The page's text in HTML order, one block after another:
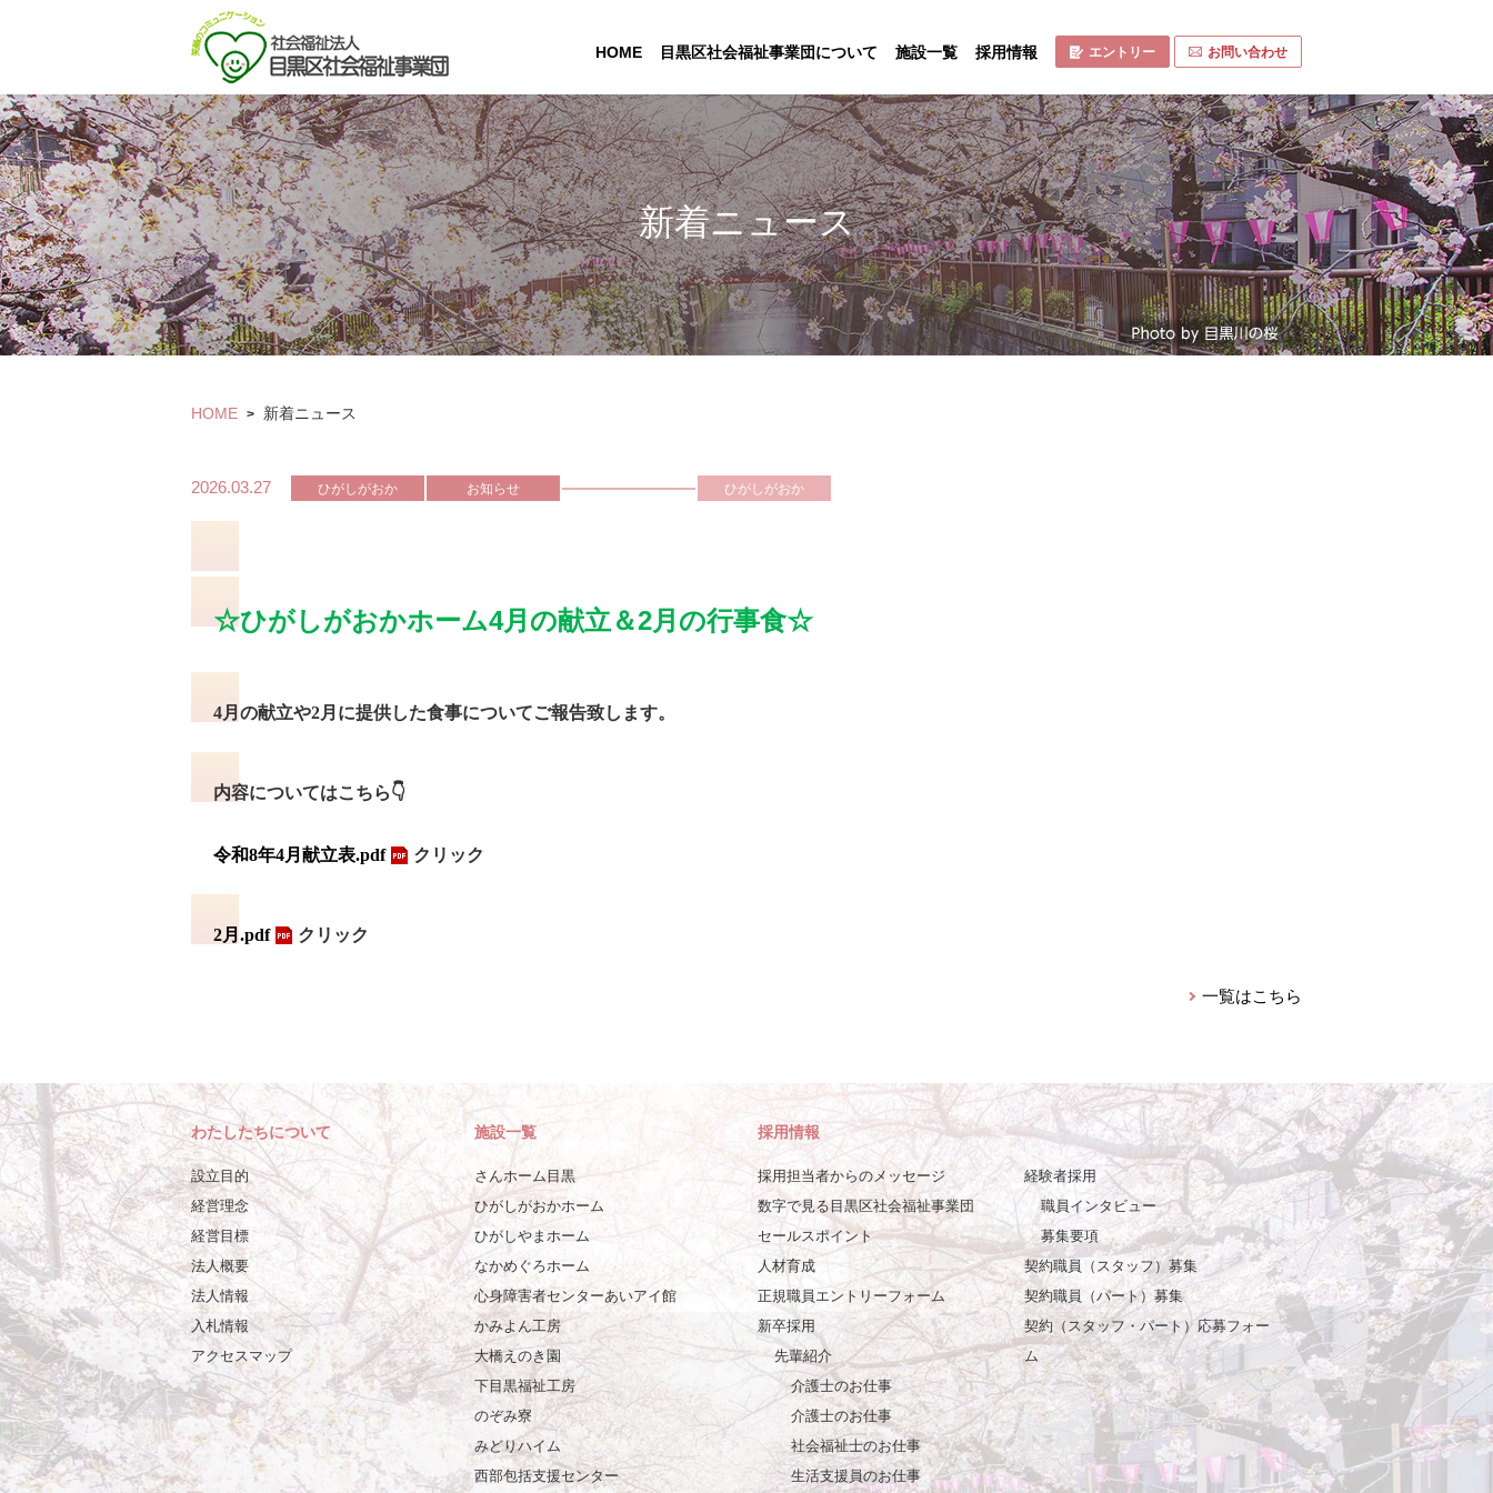
HOME 目黒区社会福祉事業団について 施設一覧 採用情報 エントリー お問い合わせ
新着ニュース
HOME > 新着ニュース
2026.03.27 ひがしがおか お知らせ ひがしがおか
☆ひがしがおかホーム4月の献立＆2月の行事食☆
4月の献立や2月に提供した食事についてご報告致します。
内容についてはこちら👇
令和8年4月献立表.pdf クリック
2月.pdf クリック
一覧はこちら
わたしたちについて
設立目的
経営理念
経営目標
法人概要
法人情報
入札情報
アクセスマップ
施設一覧
さんホーム目黒
ひがしがおかホーム
ひがしやまホーム
なかめぐろホーム
心身障害者センターあいアイ館
かみよん工房
大橋えのき園
下目黒福祉工房
のぞみ寮
みどりハイム
西部包括支援センター
採用情報
採用担当者からのメッセージ
数字で見る目黒区社会福祉事業団
セールスポイント
人材育成
正規職員エントリーフォーム
新卒採用
先輩紹介
介護士のお仕事
介護士のお仕事
社会福祉士のお仕事
生活支援員のお仕事
経験者採用
職員インタビュー
募集要項
契約職員（スタッフ）募集
契約職員（パート）募集
契約（スタッフ・パート）応募フォー
ム